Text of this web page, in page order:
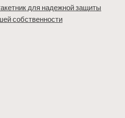
для надежной защиты
собственности